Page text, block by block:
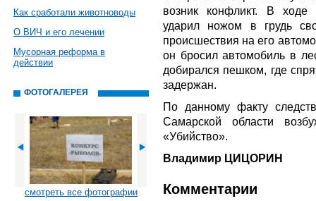
Как сработали животноводы
О ВИЧ и его лечении
Мусорная реформа в
действии
ФОТОГАЛЕРЕЯ
смотреть все фотографии
возник конфликт. В ходе
ударил ножом в грудь
происшествия на его
он бросил автомобиль в
добирался пешком, где
задержан.
По данному факту
Самарской области
«Убийство».
Владимир ЦИЦОРИН
Комментарии